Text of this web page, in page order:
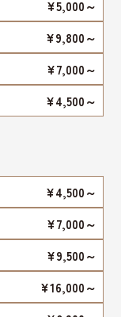
¥5,000～
¥9,800～
¥7,000～
¥4,500～
¥4,500～
¥7,000～
¥9,500～
¥16,000～